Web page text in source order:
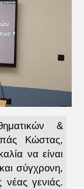
&
Κώστας,
να είναι
σύγχρονη,
γενιάς.